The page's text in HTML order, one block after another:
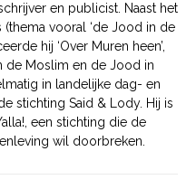
en publicist. Naast het
vooral ‘de Jood in de
hij ‘Over Muren heen’,
de Moslim en de Jood in
in landelijke dag- en
stichting Said & Lody. Hij is
een stichting die de
wil doorbreken.